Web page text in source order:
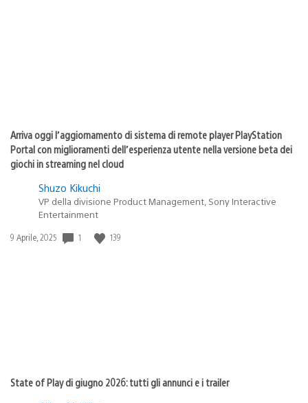
Arriva oggi l’aggiornamento di sistema di remote player PlayStation
Portal con miglioramenti dell’esperienza utente nella versione beta dei
giochi in streaming nel cloud
Shuzo Kikuchi
VP della divisione Product Management, Sony Interactive
Entertainment
Data
9 Aprile, 2025 1 139
State of Play di giugno 2026: tutti gli annunci e i trailer